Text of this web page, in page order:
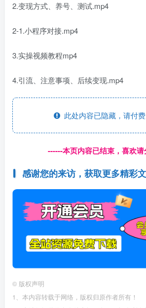
2.变现方式、养号、测试.mp4
2-1.小程序对接.mp4
3.实操视频教程mp4
4.引流、注意事项、后续变现.mp4
此处内容已隐藏，请付
------本页内容已结束，喜欢
感谢您的来访，获取更多精彩
© 版权声明
1、本内容转载于网络，版权归原作者所有！